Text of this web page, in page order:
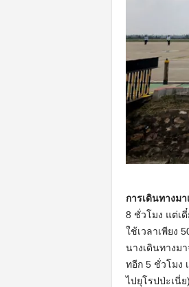
การเดินทางมา
8 ชั่วโมง แต่เ
ใช้เวลาเพียง
นางเดินทางม
ทอีก 5 ชั่วโมง
ไปยุโรปป่ะเนี่ย)